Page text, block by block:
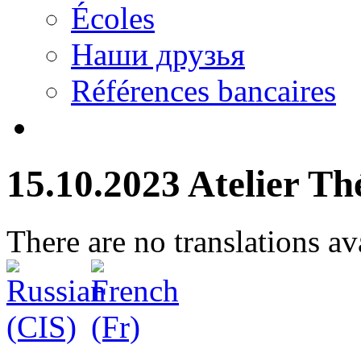
Écoles
Наши друзья
Références bancaires
15.10.2023 Atelier
There are no translations